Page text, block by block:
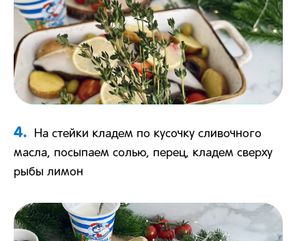
4.
На стейки кладем по кусочку сливочного
масла, посыпаем солью, перец, кладем сверху
рыбы лимон